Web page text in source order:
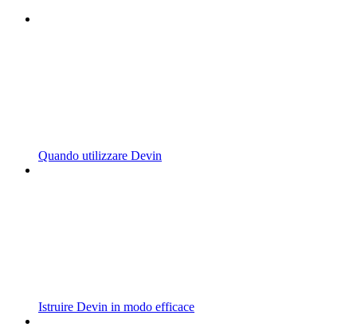
Quando utilizzare Devin
Istruire Devin in modo efficace